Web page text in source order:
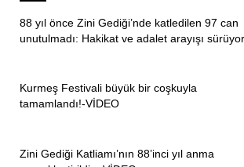
88 yıl önce Zini Gediği’nde katledilen 97 can
unutulmadı: Hakikat ve adalet arayışı
Kurmeş Festivali büyük bir coşkuyla
tamamlandı!-VİDEO
Zini Gediği Katliamı’nın 88’inci yıl anma